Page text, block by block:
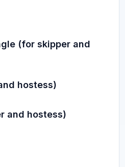
(for skipper and
hostess)
and hostess)